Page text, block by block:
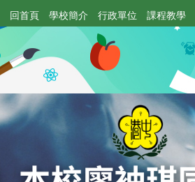
回首頁 學校簡介 行政單位 課程教學